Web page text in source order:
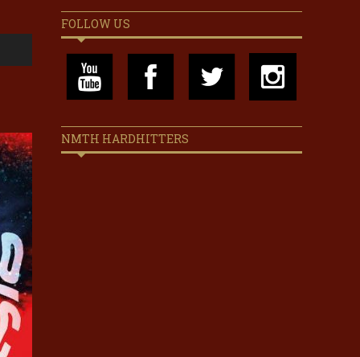
FOLLOW US
NMTH HARDHITTERS